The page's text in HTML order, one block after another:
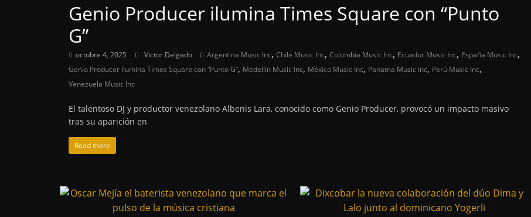
Genio Producer ilumina Times Square con “Punto
G”
octubre 4, 2025 Victor Delgado Argentina Music Inc, Chile Music Inc, Colombia Music Inc, Ecuador Music Inc, España Music Inc,
Genio Producer ilumina Times Square con “Punto G”, Medellín Music Inc, México Music Inc, Panama Music Inc, Perú Music Inc,
Venezuela Music Inc
El talentoso DJ y productor venezolano Albenis Lara, conocido como Genio Producer, provocó un impacto masivo
tras su aparición en
Read more